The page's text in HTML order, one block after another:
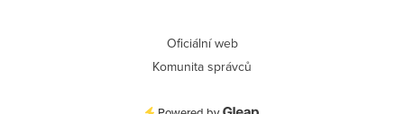
Oficiální web
Komunita správců